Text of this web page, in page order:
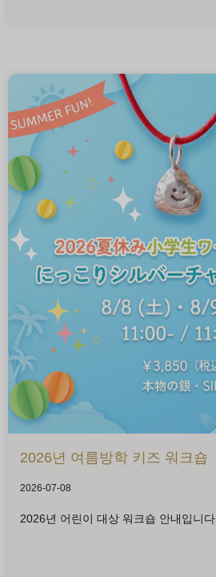
2026년 여름방학 키즈 워크숍
2026-07-08
2026년 어린이 대상 워크숍 안내입니다.